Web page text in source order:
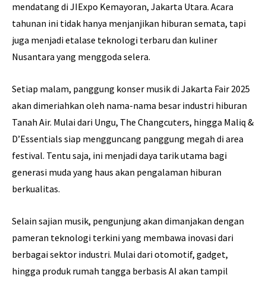
mendatang di JIExpo Kemayoran, Jakarta Utara. Acara
tahunan ini tidak hanya menjanjikan hiburan semata, tapi
juga menjadi etalase teknologi terbaru dan kuliner
Nusantara yang menggoda selera.
Setiap malam, panggung konser musik di Jakarta Fair 2025
akan dimeriahkan oleh nama-nama besar industri hiburan
Tanah Air. Mulai dari Ungu, The Changcuters, hingga Maliq &
D’Essentials siap mengguncang panggung megah di area
festival. Tentu saja, ini menjadi daya tarik utama bagi
generasi muda yang haus akan pengalaman hiburan
berkualitas.
Selain sajian musik, pengunjung akan dimanjakan dengan
pameran teknologi terkini yang membawa inovasi dari
berbagai sektor industri. Mulai dari otomotif, gadget,
hingga produk rumah tangga berbasis AI akan tampil